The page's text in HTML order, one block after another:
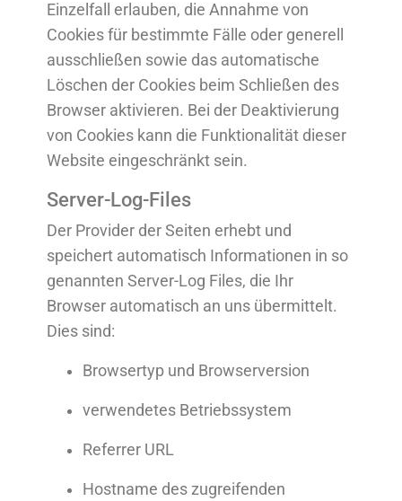
Einzelfall erlauben, die Annahme von
Cookies für bestimmte Fälle oder generell
ausschließen sowie das automatische
Löschen der Cookies beim Schließen des
Browser aktivieren. Bei der Deaktivierung
von Cookies kann die Funktionalität dieser
Website eingeschränkt sein.
Server-Log-Files
Der Provider der Seiten erhebt und
speichert automatisch Informationen in so
genannten Server-Log Files, die Ihr
Browser automatisch an uns übermittelt.
Dies sind:
Browsertyp und Browserversion
verwendetes Betriebssystem
Referrer URL
Hostname des zugreifenden